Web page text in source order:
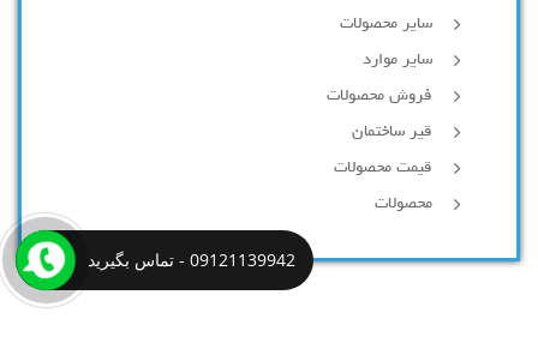
سایر محصولات
سایر موارد
فروش محصولات
قیر ساختمان
قیمت محصولات
محصولات
09121139942 - تماس بگیرید